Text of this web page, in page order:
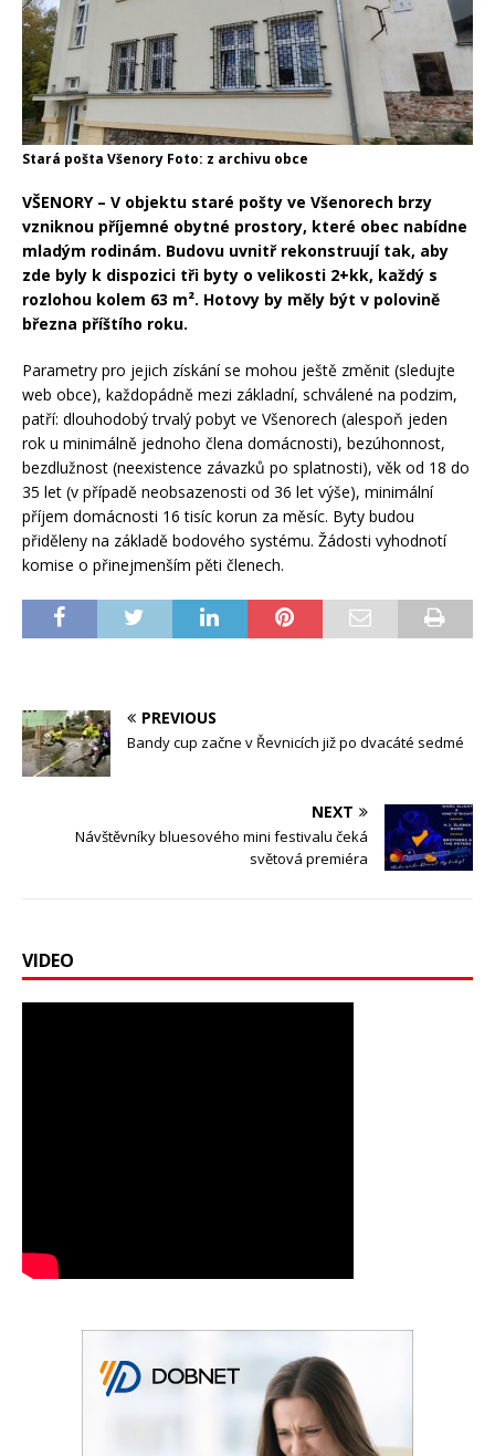
Stará pošta Všenory Foto: z archivu obce
VŠENORY – V objektu staré pošty ve Všenorech brzy
vzniknou příjemné obytné prostory, které obec nabídne
mladým rodinám. Budovu uvnitř rekonstruují tak, aby
zde byly k dispozici tři byty o velikosti 2+kk, každý s
rozlohou kolem 63 m². Hotovy by měly být v polovině
března příštího roku.
Parametry pro jejich získání se mohou ještě změnit (sledujte
web obce), každopádně mezi základní, schválené na podzim,
patří: dlouhodobý trvalý pobyt ve Všenorech (alespoň jeden
rok u minimálně jednoho člena domácnosti), bezúhonnost,
bezdlužnost (neexistence závazků po splatnosti), věk od 18 do
35 let (v případě neobsazenosti od 36 let výše), minimální
příjem domácnosti 16 tisíc korun za měsíc. Byty budou
přiděleny na základě bodového systému. Žádosti vyhodnotí
komise o přinejmenším pěti členech.
PREVIOUS
Bandy cup začne v Řevnicích již po dvacáté sedmé
NEXT
Návštěvníky bluesového mini festivalu čeká
světová premiéra
VIDEO